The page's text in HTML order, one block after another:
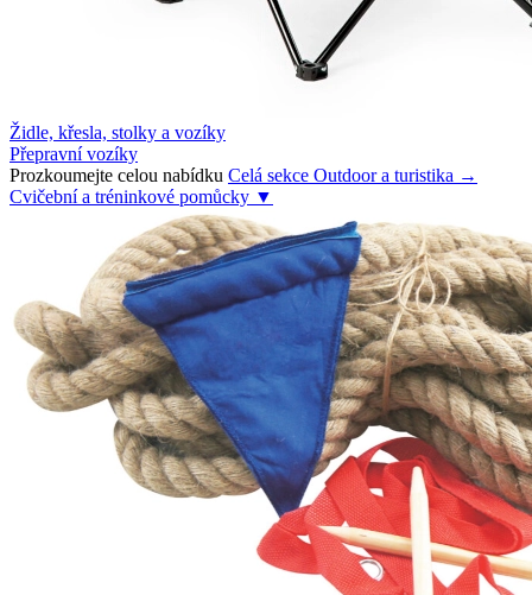
Židle, křesla, stolky a vozíky
Přepravní vozíky
Prozkoumejte celou nabídku Celá sekce Outdoor a turistika →
Cvičební a tréninkové pomůcky ▼